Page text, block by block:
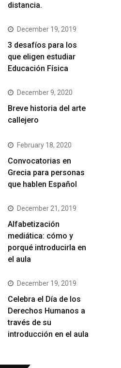
distancia.
December 19, 2019
3 desafíos para los
que eligen estudiar
Educación Física
December 9, 2020
Breve historia del arte
callejero
February 18, 2020
Convocatorias en
Grecia para personas
que hablen Español
December 21, 2019
Alfabetización
mediática: cómo y
porqué introducirla en
el aula
December 19, 2019
Celebra el Día de los
Derechos Humanos a
través de su
introducción en el aula